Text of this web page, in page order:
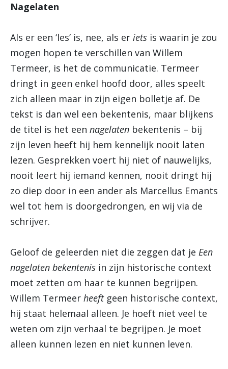
Nagelaten
Als er een ‘les’ is, nee, als er iets is waarin je zou
mogen hopen te verschillen van Willem
Termeer, is het de communicatie. Termeer
dringt in geen enkel hoofd door, alles speelt
zich alleen maar in zijn eigen bolletje af. De
tekst is dan wel een bekentenis, maar blijkens
de titel is het een nagelaten bekentenis – bij
zijn leven heeft hij hem kennelijk nooit laten
lezen. Gesprekken voert hij niet of nauwelijks,
nooit leert hij iemand kennen, nooit dringt hij
zo diep door in een ander als Marcellus Emants
wel tot hem is doorgedrongen, en wij via de
schrijver.
Geloof de geleerden niet die zeggen dat je Een
nagelaten bekentenis in zijn historische context
moet zetten om haar te kunnen begrijpen.
Willem Termeer heeftgeen historische context,
hij staat helemaal alleen. Je hoeft niet veel te
weten om zijn verhaal te begrijpen. Je moet
alleen kunnen lezen en niet kunnen leven.